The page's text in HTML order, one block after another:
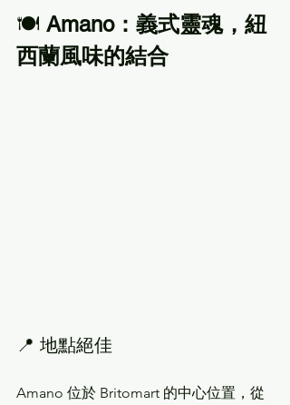
🍽️ Amano：義式靈魂，紐
西蘭風味的結合
📍 地點絕佳
Amano 位於 Britomart 的中心位置，從